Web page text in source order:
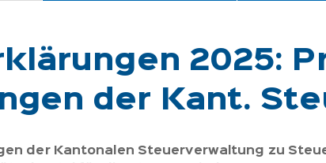
2025:
der Kant.
der Kantonalen Steuerverwaltung zu